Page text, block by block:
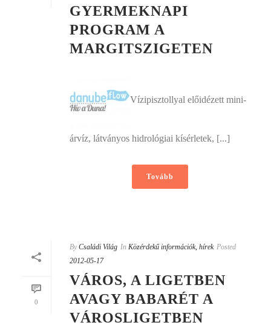
GYERMEKNAPI
PROGRAM A
MARGITSZIGETEN
Vízipisztollyal előidézett mini-
árvíz, látványos hidrológiai kísérletek, [...]
Tovább
0
By Családi Világ In Közérdekű információk, hírek Posted
2012-05-17
VÁROS, A LIGETBEN
AVAGY BABARÉT A
VÁROSLIGETBEN